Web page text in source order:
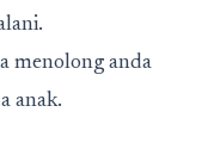
menolong anda
anak.